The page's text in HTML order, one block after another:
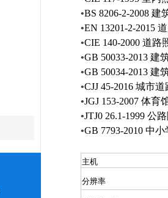
•BS 8206-2-2008 建
•EN 13201-2-2015
•CIE 140-2000 道路
•GB 50033-2013 建
•GB 50034-2013 建
•CJJ 45-2016 城市道
•JGJ 153-2007 体育
•JTJ0 26.1-1999 公
•GB 7793-2010 中小
主机
分辨率